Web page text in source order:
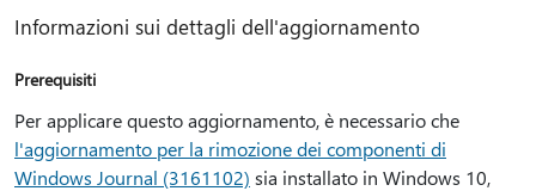
Informazioni sui dettagli dell'aggiornamento
Prerequisiti
Per applicare questo aggiornamento, è necessario che
l'aggiornamento per la rimozione dei componenti di
Windows Journal (3161102) sia installato in Windows 10,